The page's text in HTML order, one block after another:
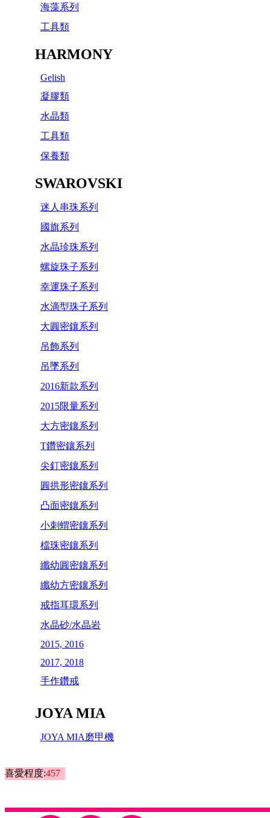
海藻系列
工具類
HARMONY
Gelish
凝膠類
水晶類
工具類
保養類
SWAROVSKI
迷人串珠系列
國旗系列
水晶珍珠系列
螺旋珠子系列
幸運珠子系列
水滴型珠子系列
大圓密鑲系列
吊飾系列
吊墜系列
2016新款系列
2015限量系列
大方密鑲系列
T鑽密鑲系列
尖釘密鑲系列
圓拱形密鑲系列
凸面密鑲系列
小刺蝟密鑲系列
檔珠密鑲系列
纖幼圓密鑲系列
纖幼方密鑲系列
戒指耳環系列
水晶砂/水晶岩
2015, 2016
2017, 2018
手作鑽戒
JOYA MIA
JOYA MIA磨甲機
喜愛程度:457